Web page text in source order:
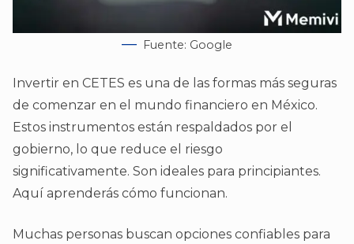
Fuente: Google
Invertir en CETES es una de las formas más seguras
de comenzar en el mundo financiero en México.
Estos instrumentos están respaldados por el
gobierno, lo que reduce el riesgo
significativamente. Son ideales para principiantes.
Aquí aprenderás cómo funcionan.
Muchas personas buscan opciones confiables para